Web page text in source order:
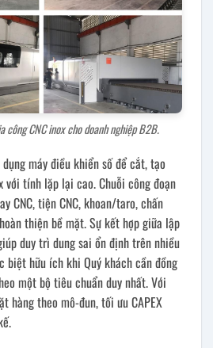
công CNC inox cho doanh nghiệp B2B.
máy điều khiển số để cắt, tạo
tính lặp lại cao. Chuỗi công đoạn
CNC, tiện CNC, khoan/taro, chấn
thiện bề mặt. Sự kết hợp giữa lập
duy trì dung sai ổn định trên nhiều
biệt hữu ích khi Quý khách cần đồng
một bộ tiêu chuẩn duy nhất. Với
hàng theo mô-đun, tối ưu CAPEX